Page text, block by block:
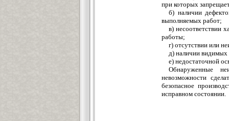
при которых
б) наличии
выполняемых работ;
в) несоответствии
работы;
г) отсутствии или
д) наличии видимых
е) недостаточной
Обнаруженные
невозможности
безопасное
исправном состоянии.